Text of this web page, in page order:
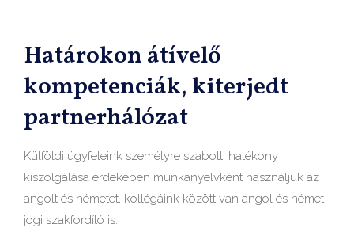
Határokon átívelő
kompetenciák, kiterjedt
partnerhálózat
Külföldi ügyfeleink személyre szabott, hatékony
kiszolgálása érdekében munkanyelvként használjuk az
angolt és németet, kollégáink között van angol és német
jogi szakfordító is.